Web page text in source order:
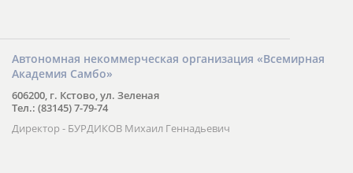
Автономная некоммерческая организация «Всемирная
Академия Самбо»
606200, г. Кстово, ул. Зеленая
Тел.: (83145) 7-79-74
Директор - БУРДИКОВ Михаил Геннадьевич